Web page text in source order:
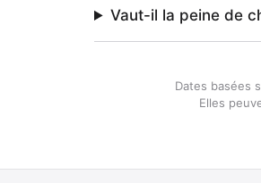
Vaut-il la peine de
Dates basées
Elles